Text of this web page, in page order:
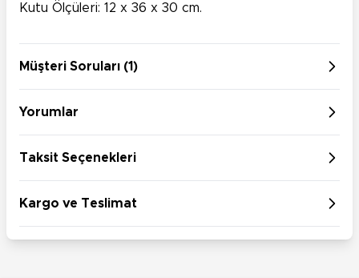
Kutu Ölçüleri: 12 x 36 x 30 cm.
Müşteri Soruları (1)
Yorumlar
Taksit Seçenekleri
Kargo ve Teslimat